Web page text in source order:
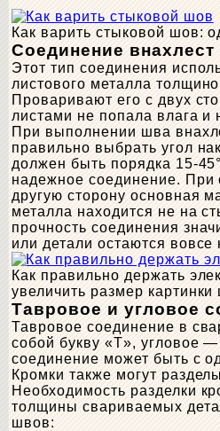
Как варить стыковой шов:
Соединение внахлест
Этот тип соединения
листового металла
Проваривают его с двух
листами не попала влага и
При выполнении шва
правильно выбрать угол
должен быть порядка 15-
надежное соединение. При
другую сторону основная
металла находится не на
прочность соединения
или детали остаются
Как правильно держать
увеличить размер
Тавровое и угловое
Тавровое соединение в
собой букву «T», угловое
соединение может быть с
Кромки также могут
Необходимость разделки
толщины свариваемых
швов: